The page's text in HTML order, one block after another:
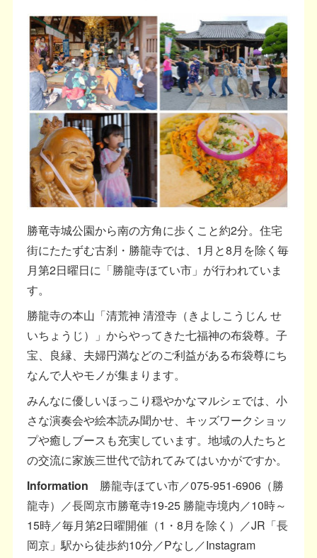
勝竜寺城公園から南の方角に歩くこと約2分。住宅
街にたたずむ古刹・勝龍寺では、1月と8月を除く毎
月第2日曜日に「勝龍寺ほてい市」が行われていま
す。
勝龍寺の本山「清荒神 清澄寺（きよしこうじん せ
いちょうじ）」からやってきた七福神の布袋尊。子
宝、良縁、夫婦円満などのご利益がある布袋尊にち
なんで人やモノが集まります。
みんなに優しいほっこり穏やかなマルシェでは、小
さな演奏会や絵本読み聞かせ、キッズワークショッ
プや癒しブースも充実しています。地域の人たちと
の交流に家族三世代で訪れてみてはいかがですか。
Information 勝龍寺ほてい市／075-951-6906（勝
龍寺）／長岡京市勝竜寺19-25 勝龍寺境内／10時～
15時／毎月第2日曜開催（1・8月を除く）／JR「長
岡京」駅から徒歩約10分／Pなし／Instagram